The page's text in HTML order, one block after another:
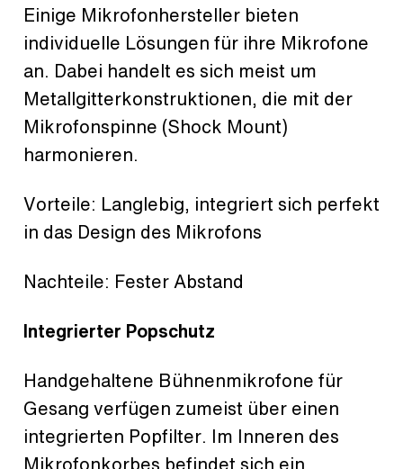
Einige Mikrofonhersteller bieten
individuelle Lösungen für ihre Mikrofone
an. Dabei handelt es sich meist um
Metallgitterkonstruktionen, die mit der
Mikrofonspinne (Shock Mount)
harmonieren.
Vorteile: Langlebig, integriert sich perfekt
in das Design des Mikrofons
Nachteile: Fester Abstand
Integrierter Popschutz
Handgehaltene Bühnenmikrofone für
Gesang verfügen zumeist über einen
integrierten Popfilter. Im Inneren des
Mikrofonkorbes befindet sich ein